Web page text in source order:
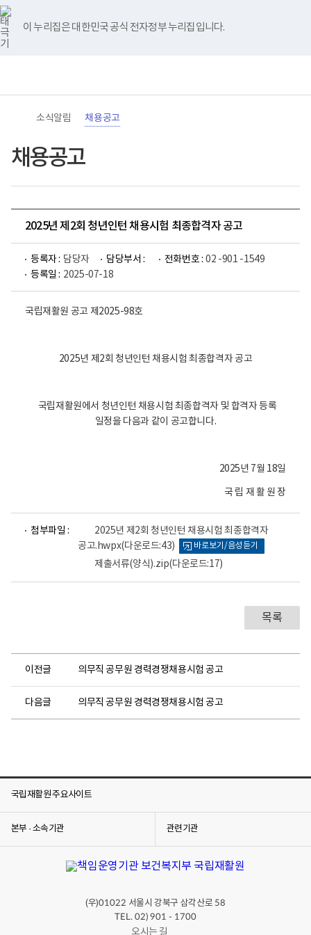
바
로
가
기
메
이 누리집은 대한민국 공식 전자정부 누리집입니다.
너
비
767px
이
하
영
검
메
홈
소식알림 채용공고
채용공고
2025년 제2회 청년인턴 채용시험 최종합격자 공고
등록자 : 담당자 담당부서 : 전화번호 : 02 -901 -1549
등록일 : 2025-07-18
국립재활원 공고 제2025-98호
2025년 제2회 청년인턴 채용시험 최종합격자 공고
국립재활원에서 청년인턴 채용시험 최종합격자 및 합격자 등록
일정을 다음과 같이 공고합니다.
2025년 7월 18일
국 립 재 활 원 장
첨부파일 :
2025년 제2회 청년인턴 채용시험 최종합격자
공고.hwpx(다운로드:43) 바로보기/음성듣기
제출서류(양식).zip(다운로드:17)
목록
이전글 의무직 공무원 경력경쟁채용시험 공고
다음글 의무직 공무원 경력경쟁채용시험 공고
국립재활원 주요사이트
본부 · 소속기관 관련기관
(우)01022 서울시 강북구 삼각산로 58
TEL. 02) 901 - 1700
오시는 길
유
튜
브
블
로
그
인
스
타
그
램
페
이
스
북